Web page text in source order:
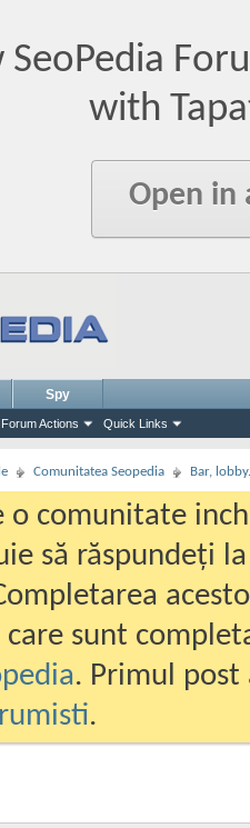
with
Open in
Forum Actions Quick Links
Spy
Comunitatea Seopedia Bar,
o comunitate
să răspundeți
sunt
. Primul
.